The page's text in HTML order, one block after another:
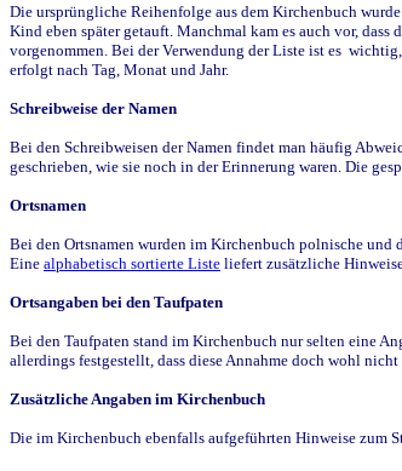
Die ursprüngliche Reihenfolge aus dem Kirchenbuch
Kind eben später getauft. Manchmal kam es auch vor,
vorgenommen. Bei der Verwendung der Liste ist es
erfolgt nach Tag, Monat und Jahr.
Schreibweise der Namen
Bei den Schreibweisen der Namen findet man häufig
geschrieben, wie sie noch in der Erinnerung waren. Die
Ortsnamen
Bei den Ortsnamen wurden im Kirchenbuch polnische und
Eine alphabetisch sortierte Liste liefert zusätzliche
Ortsangaben bei den Taufpaten
Bei den Taufpaten stand im Kirchenbuch nur selten eine
allerdings festgestellt, dass diese Annahme doch wohl
Zusätzliche Angaben im Kirchenbuch
Die im Kirchenbuch ebenfalls aufgeführten Hinweise zum